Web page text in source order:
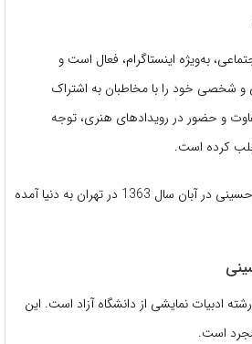
به‌ویژه اینستاگرام، فعال است و
شخصی خود را با مخاطبان به اشتراک
و حضور در رویدادهای هنری، توجه
جلب کرده است.
به گزارش هفت صبح، سمیرا حسینی در آبان سال 1363 در تهران به دنیا آمده
ادبیات نمایشی از دانشگاه آزاد است. این
مجرد است.